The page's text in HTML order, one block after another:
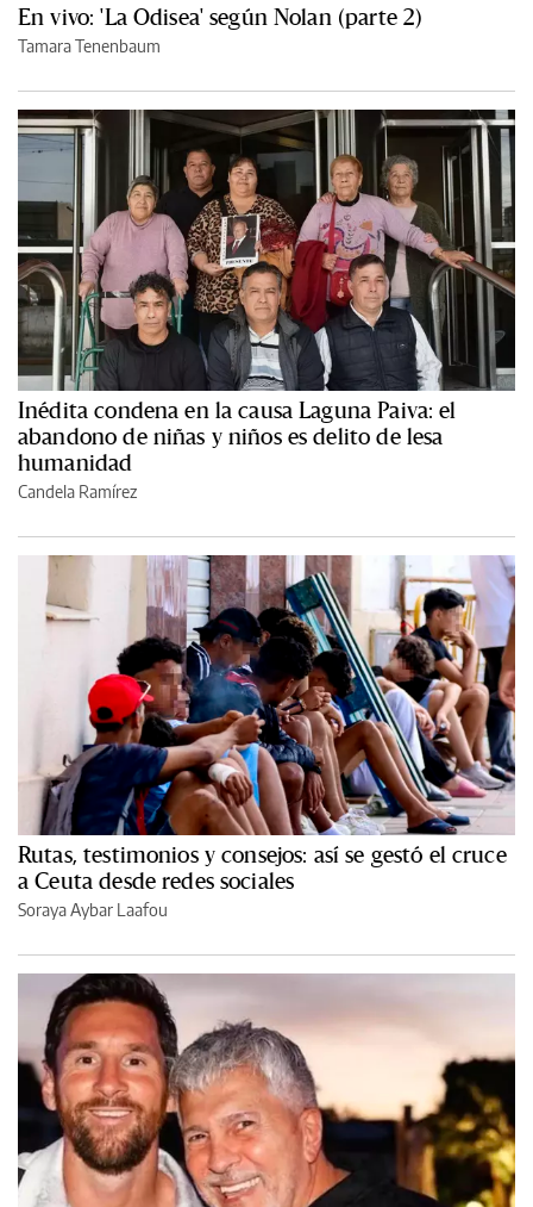
En vivo: 'La Odisea' según Nolan (parte 2)
Tamara Tenenbaum
Inédita condena en la causa Laguna Paiva: el
abandono de niñas y niños es delito de lesa
humanidad
Candela Ramírez
Rutas, testimonios y consejos: así se gestó el cruce
a Ceuta desde redes sociales
Soraya Aybar Laafou